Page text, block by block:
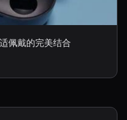
佩戴的完美结合